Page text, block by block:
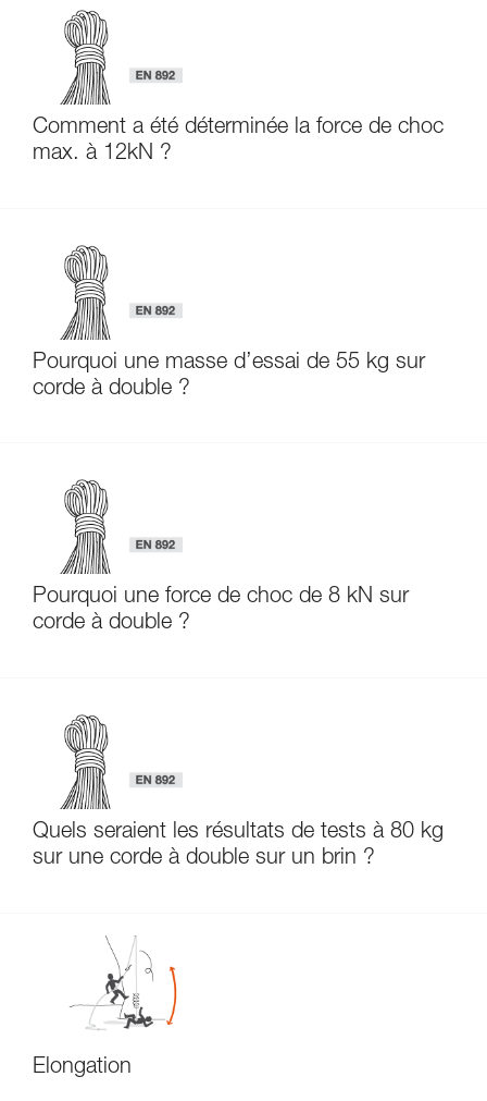
Comment a été déterminée la force de choc
max. à 12kN ?
Pourquoi une masse d’essai de 55 kg sur
corde à double ?
Pourquoi une force de choc de 8 kN sur
corde à double ?
Quels seraient les résultats de tests à 80 kg
sur une corde à double sur un brin ?
Élongation